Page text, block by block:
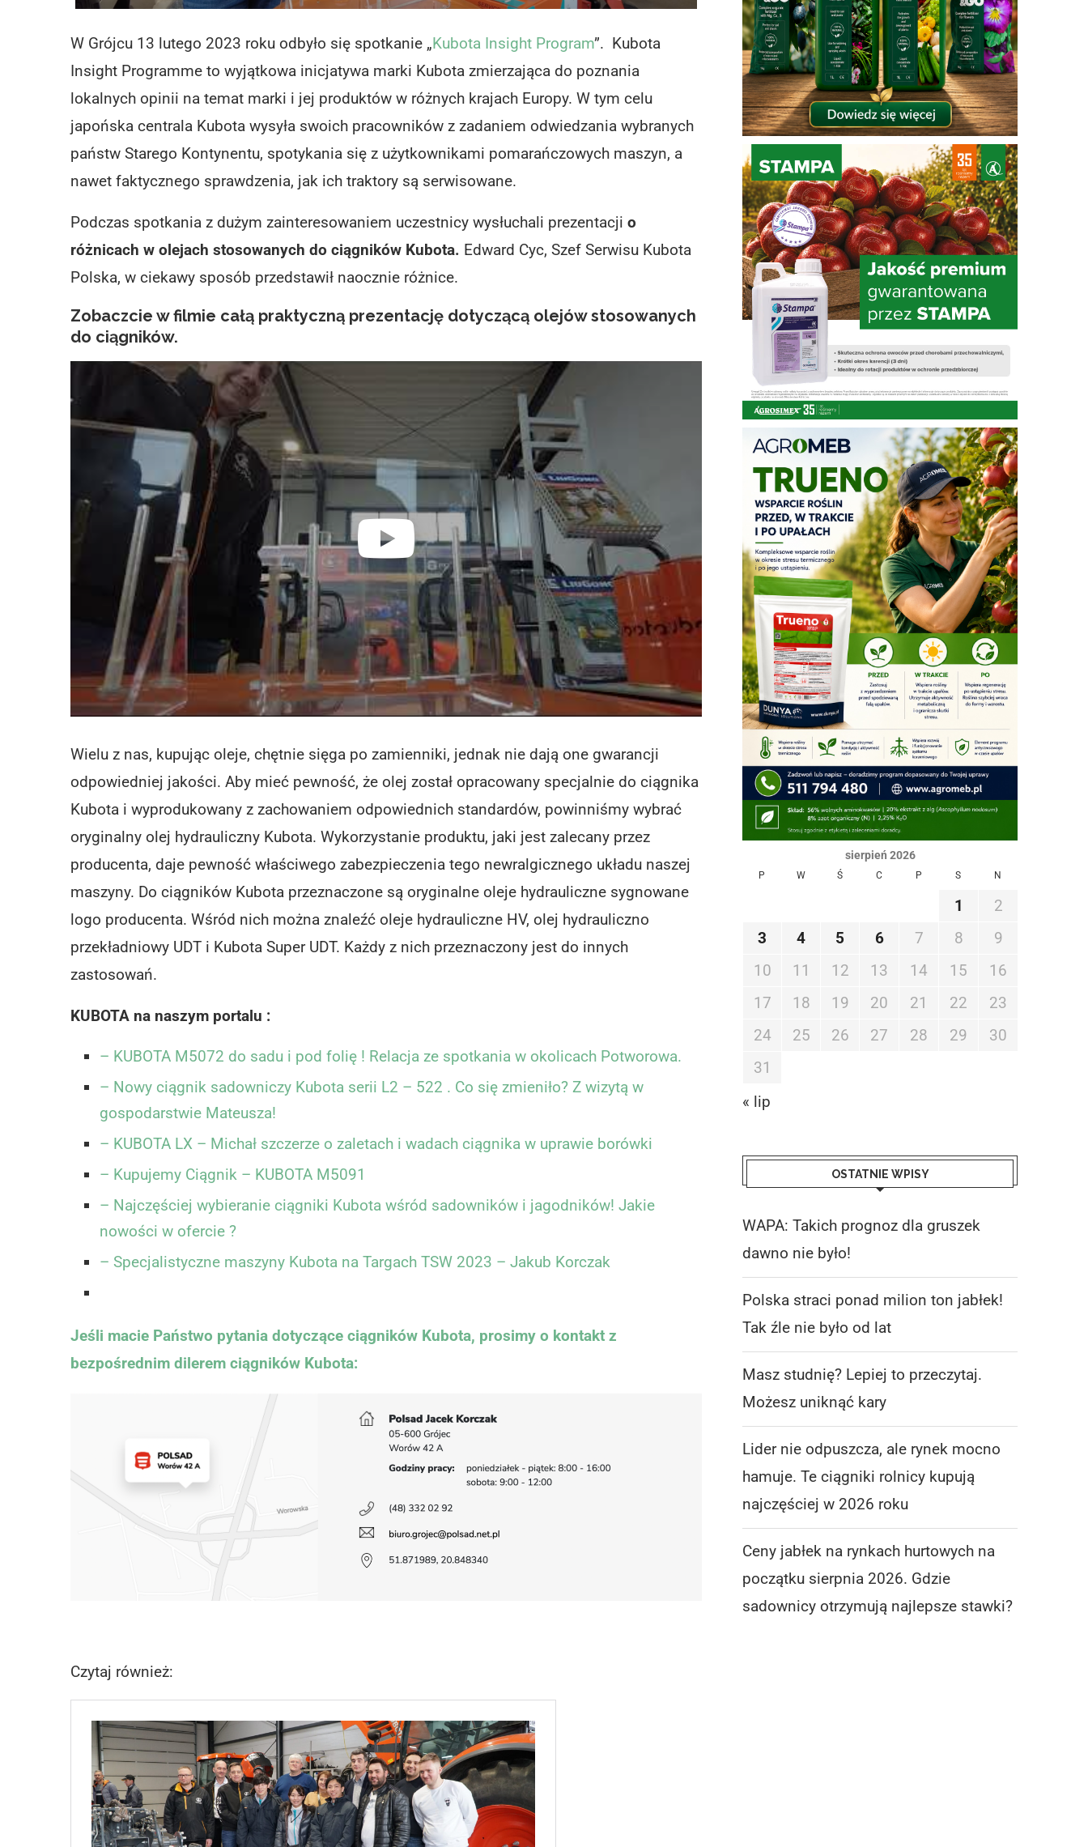
W Grójcu 13 lutego 2023 roku odbyło się spotkanie „Kubota Insight Program”. Kubota
Insight Programme to wyjątkowa inicjatywa marki Kubota zmierzająca do poznania
lokalnych opinii na temat marki i jej produktów w różnych krajach Europy. W tym celu
japońska centrala Kubota wysyła swoich pracowników z zadaniem odwiedzania wybranych
państw Starego Kontynentu, spotykania się z użytkownikami pomarańczowych maszyn, a
nawet faktycznego sprawdzenia, jak ich traktory są serwisowane.
Podczas spotkania z dużym zainteresowaniem uczestnicy wysłuchali prezentacji o
różnicach w olejach stosowanych do ciągników Kubota. Edward Cyc, Szef Serwisu Kubota
Polska, w ciekawy sposób przedstawił naocznie różnice.
Zobaczcie w filmie całą praktyczną prezentację dotyczącą olejów stosowanych
do ciągników.
Wielu z nas, kupując oleje, chętnie sięga po zamienniki, jednak nie dają one gwarancji
odpowiedniej jakości. Aby mieć pewność, że olej został opracowany specjalnie do ciągnika
Kubota i wyprodukowany z zachowaniem odpowiednich standardów, powinniśmy wybrać
oryginalny olej hydrauliczny Kubota. Wykorzystanie produktu, jaki jest zalecany przez
producenta, daje pewność właściwego zabezpieczenia tego newralgicznego układu naszej
maszyny. Do ciągników Kubota przeznaczone są oryginalne oleje hydrauliczne sygnowane
logo producenta. Wśród nich można znaleźć oleje hydrauliczne HV, olej hydrauliczno
przekładniowy UDT i Kubota Super UDT. Każdy z nich przeznaczony jest do innych
zastosowań.
KUBOTA na naszym portalu :
– KUBOTA M5072 do sadu i pod folię ! Relacja ze spotkania w okolicach Potworowa.
– Nowy ciągnik sadowniczy Kubota serii L2 – 522 . Co się zmieniło? Z wizytą w
gospodarstwie Mateusza!
– KUBOTA LX – Michał szczerze o zaletach i wadach ciągnika w uprawie borówki
– Kupujemy Ciągnik – KUBOTA M5091
– Najczęściej wybieranie ciągniki Kubota wśród sadowników i jagodników! Jakie
nowości w ofercie ?
– Specjalistyczne maszyny Kubota na Targach TSW 2023 – Jakub Korczak
Jeśli macie Państwo pytania dotyczące ciągników Kubota, prosimy o kontakt z
bezpośrednim dilerem ciągników Kubota:
Czytaj również:
sierpień 2026
P W Ś C P S N
1
2
3
4 5 6 7 8
9
10
11 12 13 14 15
16
17
18 19 20 21 22
23
24
25 26 27 28 29
30
31
« lip
OSTATNIE WPISY
WAPA: Takich prognoz dla gruszek
dawno nie było!
Polska straci ponad milion ton jabłek!
Tak źle nie było od lat
Masz studnię? Lepiej to przeczytaj.
Możesz uniknąć kary
Lider nie odpuszcza, ale rynek mocno
hamuje. Te ciągniki rolnicy kupują
najczęściej w 2026 roku
Ceny jabłek na rynkach hurtowych na
początku sierpnia 2026. Gdzie
sadownicy otrzymują najlepsze stawki?